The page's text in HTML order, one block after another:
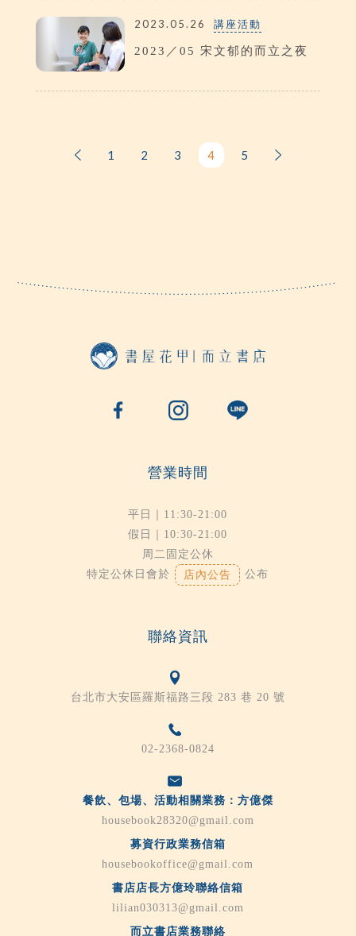
2023／05 宋文郁的而立之夜
2023.05.26 講座活動
1 2 3 4 5
營業時間
平日｜11:30-21:00
假日｜10:30-21:00
周二固定公休
特定公休日會於
店內公告 公布
聯絡資訊
台北市大安區羅斯福路三段 283 巷 20 號
02-2368-0824
餐飲、包場、活動相關業務：方億傑
housebook28320@gmail.com
募資行政業務信箱
housebookoffice@gmail.com
書店店長方億玲聯絡信箱
lilian030313@gmail.com
而立書店業務聯絡